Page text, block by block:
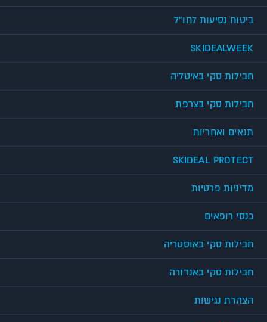
ביטוח נסיעות לחו"ל
SKIDEALWEEK
חבילות סקי באיטליה
חבילות סקי בצרפת
תנאים ואחריות
SKIDEAL PROTECT
מדיניות פרטיות
כנסי רופאים
חבילות סקי באוסטריה
חבילות סקי באנדורה
הצהרת נגישות